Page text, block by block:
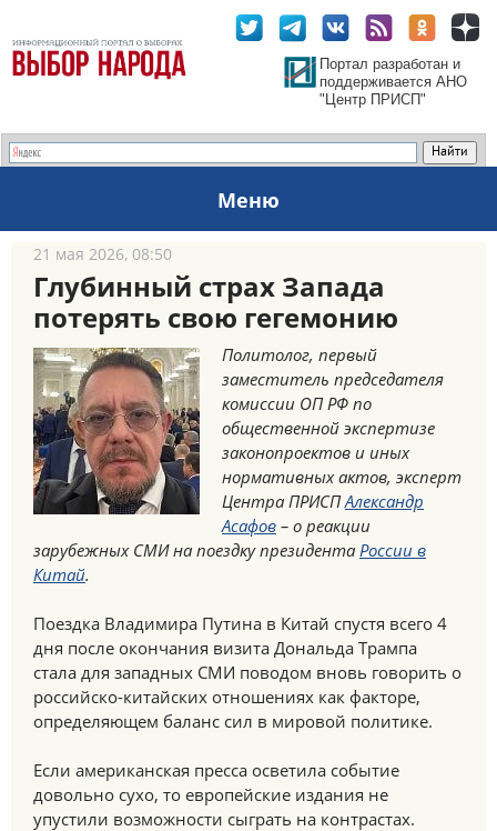
Портал разработан и
поддерживается АНО
"Центр ПРИСП"
Меню
21 мая 2026, 08:50
Глубинный страх Запада
потерять свою гегемонию
Политолог, первый
заместитель председателя
комиссии ОП РФ по
общественной экспертизе
законопроектов и иных
нормативных актов, эксперт
Центра ПРИСПАлександр
Асафов – о реакции
зарубежных СМИ на поездку президента России в
Китай.
Поездка Владимира Путина в Китай спустя всего 4
дня после окончания визита Дональда Трампа
стала для западных СМИ поводом вновь говорить о
российско-китайских отношениях как факторе,
определяющем баланс сил в мировой политике.
Если американская пресса осветила событие
довольно сухо, то европейские издания не
упустили возможности сыграть на контрастах.